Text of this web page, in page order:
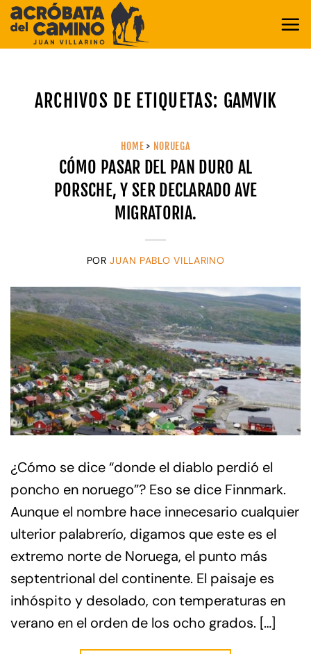
Saltar
contenido
ARCHIVOS DE ETIQUETAS: GAMVIK
HOME > NORUEGA
CÓMO PASAR DEL PAN DURO AL
PORSCHE, Y SER DECLARADO AVE
MIGRATORIA.
PORJUAN PABLO VILLARINO
¿Cómo se dice “donde el diablo perdió el
poncho en noruego”? Eso se dice Finnmark.
Aunque el nombre hace innecesario cualquier
ulterior palabrerío, digamos que este es el
extremo norte de Noruega, el punto más
septentrional del continente. El paisaje es
inhóspito y desolado, con temperaturas en
verano en el orden de los ocho grados. […]